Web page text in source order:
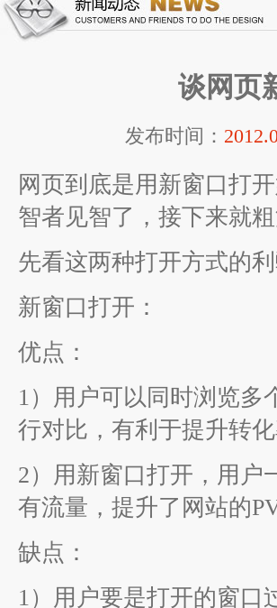
谈网页
发布时间：
网页到底是用新窗口打
智者见智了，接下来就
先看这两种打开方式的利
新窗口打开：
优点：
1）用户可以同时浏览多
行对比，有利于提升转化
2）用新窗口打开，用户
有流量，提升了网站的
缺点：
1）用户要是打开的窗口